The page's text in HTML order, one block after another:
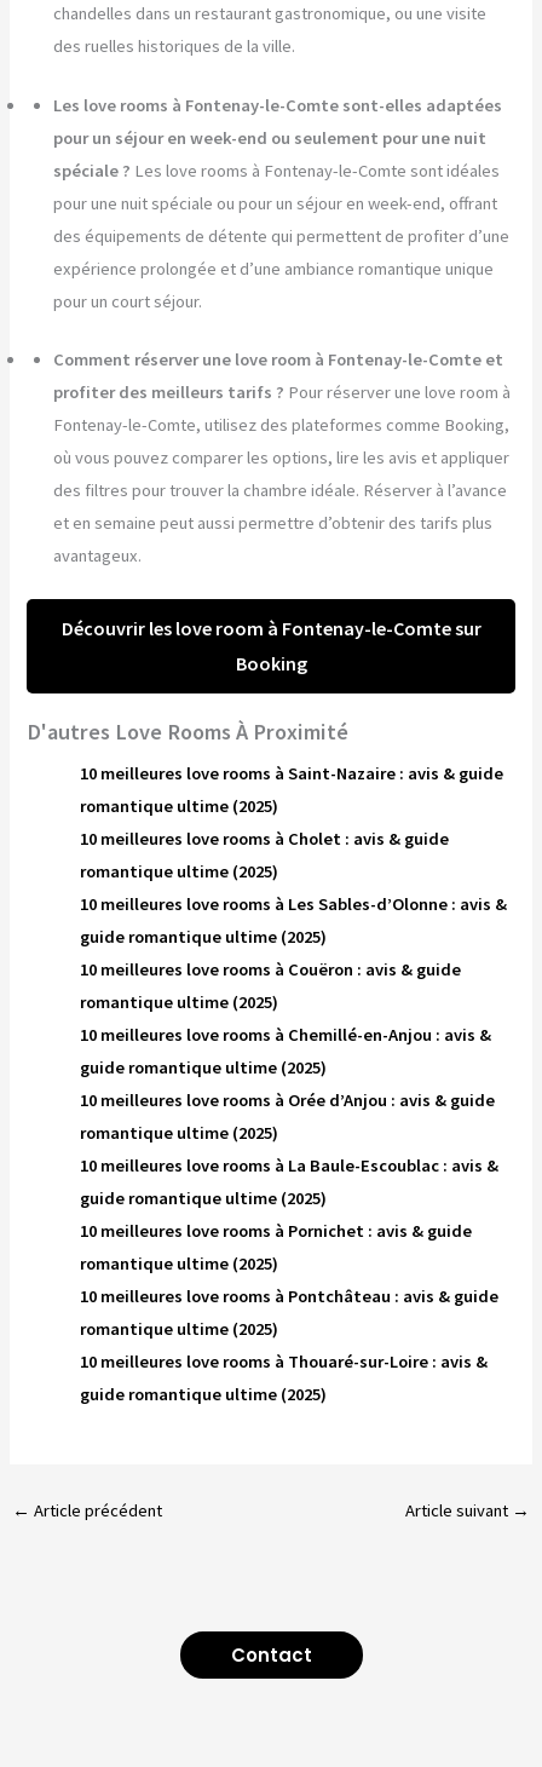
chandelles dans un restaurant gastronomique, ou une visite
des ruelles historiques de la ville.
Les love rooms à Fontenay-le-Comte sont-elles adaptées
pour un séjour en week-end ou seulement pour une nuit
spéciale ? Les love rooms à Fontenay-le-Comte sont idéales
pour une nuit spéciale ou pour un séjour en week-end, offrant
des équipements de détente qui permettent de profiter d’une
expérience prolongée et d’une ambiance romantique unique
pour un court séjour.
Comment réserver une love room à Fontenay-le-Comte et
profiter des meilleurs tarifs ? Pour réserver une love room à
Fontenay-le-Comte, utilisez des plateformes comme Booking,
où vous pouvez comparer les options, lire les avis et appliquer
des filtres pour trouver la chambre idéale. Réserver à l’avance
et en semaine peut aussi permettre d’obtenir des tarifs plus
avantageux.
Découvrir les love room à Fontenay-le-Comte sur
Booking
D'autres Love Rooms À Proximité
10 meilleures love rooms à Saint-Nazaire : avis & guide
romantique ultime (2025)
10 meilleures love rooms à Cholet : avis & guide
romantique ultime (2025)
10 meilleures love rooms à Les Sables-d’Olonne : avis &
guide romantique ultime (2025)
10 meilleures love rooms à Couëron : avis & guide
romantique ultime (2025)
10 meilleures love rooms à Chemillé-en-Anjou : avis &
guide romantique ultime (2025)
10 meilleures love rooms à Orée d’Anjou : avis & guide
romantique ultime (2025)
10 meilleures love rooms à La Baule-Escoublac : avis &
guide romantique ultime (2025)
10 meilleures love rooms à Pornichet : avis & guide
romantique ultime (2025)
10 meilleures love rooms à Pontchâteau : avis & guide
romantique ultime (2025)
10 meilleures love rooms à Thouaré-sur-Loire : avis &
guide romantique ultime (2025)
← Article précédent Article suivant →
Contact